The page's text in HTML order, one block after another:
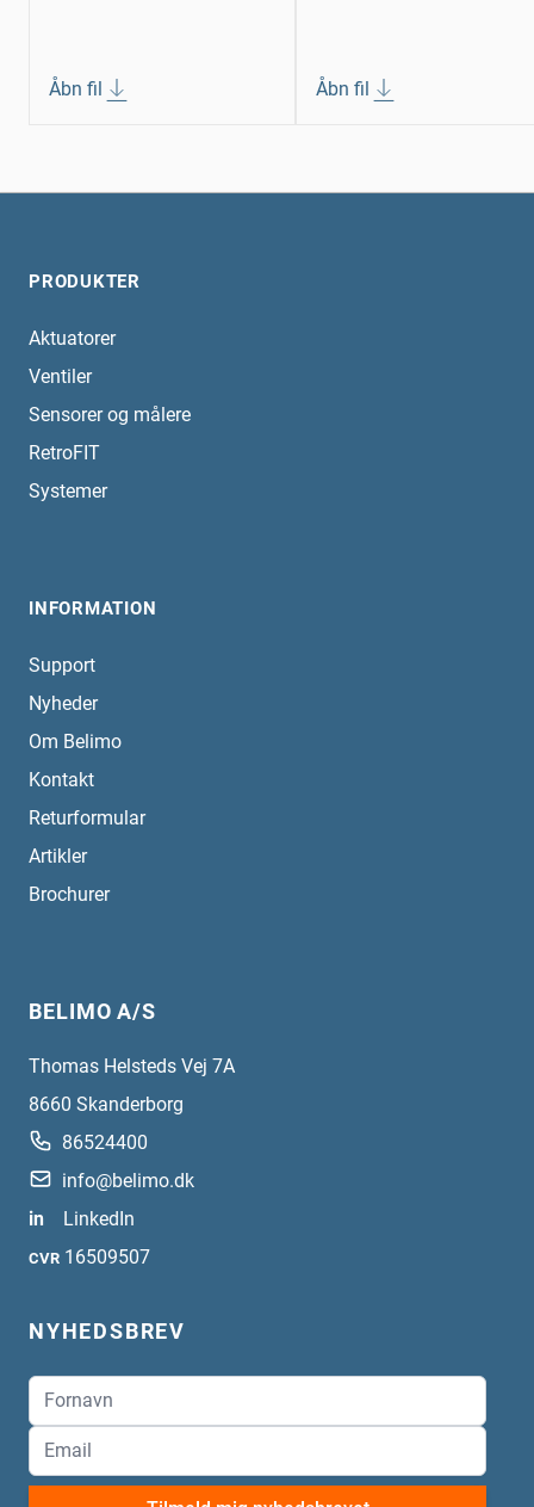
Åbn fil Åbn fil
PRODUKTER
Aktuatorer
Ventiler
Sensorer og målere
RetroFIT
Systemer
INFORMATION
Support
Nyheder
Om Belimo
Kontakt
Returformular
Artikler
Brochurer
BELIMO A/S
Thomas Helsteds Vej 7A
8660 Skanderborg
86524400
info@belimo.dk
in
LinkedIn
CVR 16509507
NYHEDSBREV